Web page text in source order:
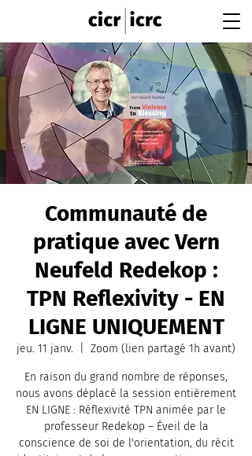
Communauté de
pratique avec Vern
Neufeld Redekop :
TPN Reflexivity - EN
LIGNE UNIQUEMENT
jeu. 11 janv. Zoom (lien partagé 1h avant)
En raison du grand nombre de réponses,
nous avons déplacé la session entièrement
EN LIGNE : Réflexivité TPN animée par le
professeur Redekop – Éveil de la
conscience de soi de l'orientation, du récit